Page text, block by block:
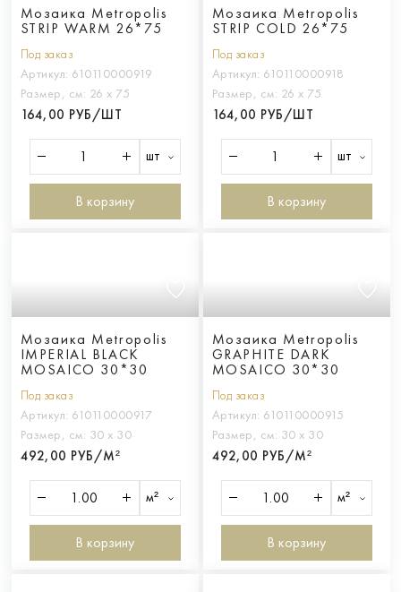
Мозаика Metropolis
STRIP WARM 26*75
Под заказ
Артикул: 610110000919
Размер, см: 26 х 75
164,00 РУБ/ШТ
шт
В корзину
Мозаика Metropolis
STRIP COLD 26*75
Под заказ
Артикул: 610110000918
Размер, см: 26 х 75
164,00 РУБ/ШТ
шт
В корзину
Мозаика Metropolis
IMPERIAL BLACK
MOSAICO 30*30
Под заказ
Артикул: 610110000917
Размер, см: 30 х 30
492,00 РУБ/М²
м²
В корзину
Мозаика Metropolis
GRAPHITE DARK
MOSAICO 30*30
Под заказ
Артикул: 610110000915
Размер, см: 30 х 30
492,00 РУБ/М²
м²
В корзину